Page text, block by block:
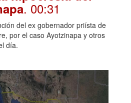
. 00:31
del ex gobernador priísta de
por el caso Ayotzinapa y otros
día.